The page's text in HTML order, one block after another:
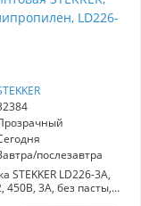
LD226-
послезавтра
STEKKER LD226-3A,
450В, 3А, без пасты,